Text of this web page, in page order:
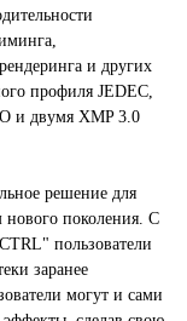
и других
профиля JEDEC,
и двумя XMP 3.0
решение для
нового поколения. С
пользователи
заранее
могут и сами